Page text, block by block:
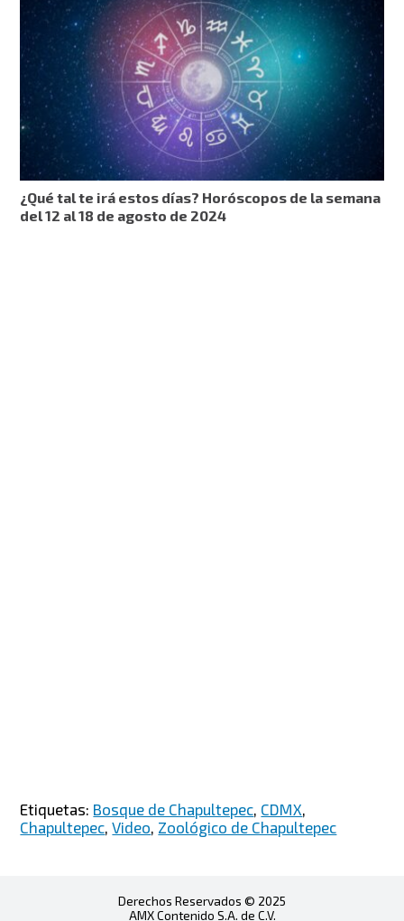
¿Qué tal te irá estos días? Horóscopos de la semana
del 12 al 18 de agosto de 2024
Etiquetas: Bosque de Chapultepec CDMX
Chapultepec ,Video Zoológico de Chapultepec
Derechos Reservados © 2025
AMX Contenido S.A. de C.V.